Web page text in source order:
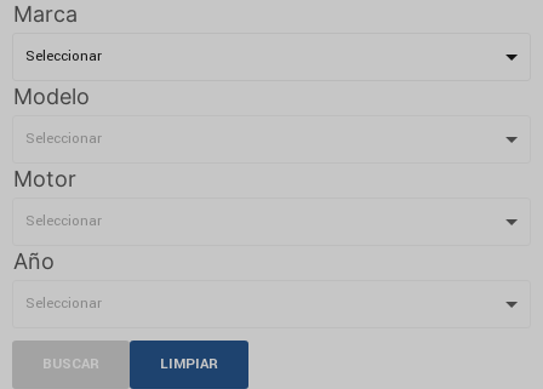
Marca
Modelo
Motor
Año
BUSCAR LIMPIAR